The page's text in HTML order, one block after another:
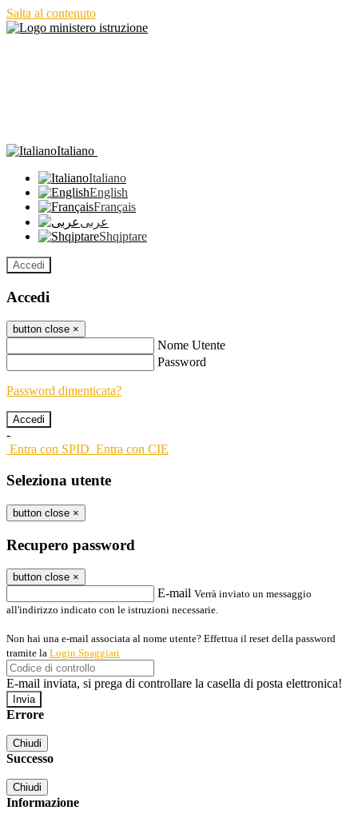
Salta al contenuto
Italiano
Italiano
English
Français
عربى
Shqiptare
Accedi
Accedi
button close ×
Nome Utente
Password
Password dimenticata?
-
Entra con SPID Entra con CIE
Seleziona utente
button close ×
Recupero password
button close ×
E-mail Verrà inviato un messaggio
all'indirizzo indicato con le istruzioni necessarie.
Non hai una e-mail associata al nome utente? Effettua il reset della password
tramite la Login Spaggiari
E-mail inviata, si prega di controllare la casella di posta elettronica!
Errore
Chiudi
Successo
Chiudi
Informazione